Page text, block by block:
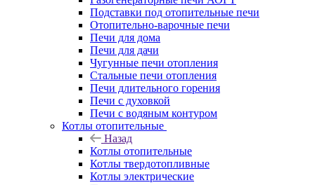
Подставки под отопительные печи
Отопительно-варочные печи
Печи для дома
Печи для дачи
Чугунные печи отопления
Стальные печи отопления
Печи длительного горения
Печи с духовкой
Печи с водяным контуром
Котлы отопительные
Назад
Котлы отопительные
Котлы твердотопливные
Котлы электрические